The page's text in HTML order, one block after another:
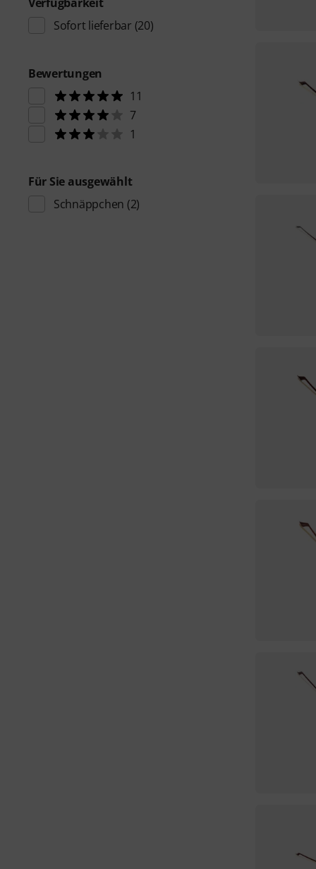
Sofort lieferbar (20)
Bewertungen
11
7
1
Für Sie ausgewählt
Schnäppchen (2)